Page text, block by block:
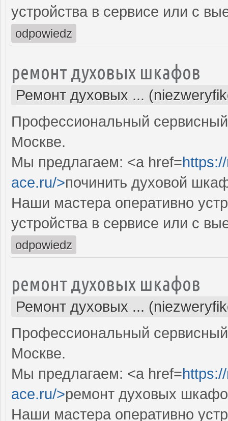
устройства в сервисе или с
odpowiedz
ремонт духовых шкафов
Ремонт духовых ...
Профессиональный
Москве.
Мы предлагаем: <a href=
ace.ru/>починить духовой
Наши мастера оперативно
устройства в сервисе или с
odpowiedz
ремонт духовых шкафов
Ремонт духовых ...
Профессиональный
Москве.
Мы предлагаем: <a href=
ace.ru/>ремонт духовых
Наши мастера оперативно